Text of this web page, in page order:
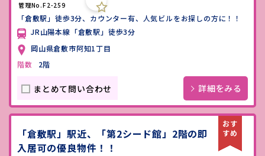
管理No.F2-259
「倉敷駅」徒歩3分、カウンター有、人気ビルをお探しの方に！！
JR山陽本線「倉敷駅」徒歩3分
岡山県倉敷市阿知1丁目
階数
2階
まとめて問い合わせ 詳細をみる
「倉敷駅」駅近、「第2シード館」2階の即
入居可の優良物件！！